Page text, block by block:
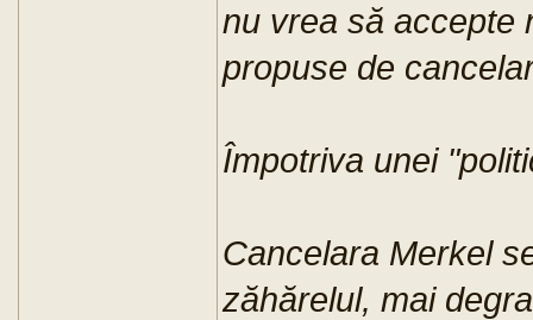
nu vrea să accepte
propuse de
Împotriva unei
Cancelara Merkel
zăhărelul, mai